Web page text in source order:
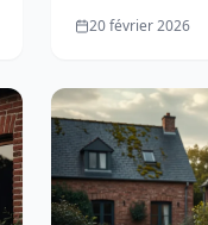
choisir ?
20 février 2026